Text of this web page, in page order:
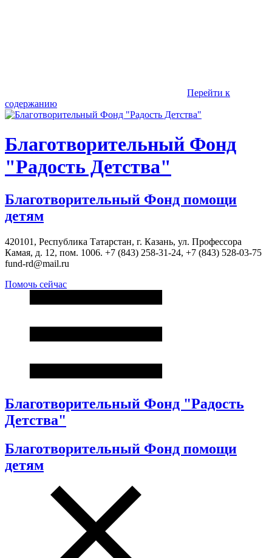
Перейти к
содержанию
Благотворительный Фонд
"Радость Детства"
Благотворительный Фонд помощи
детям
420101, Республика Татарстан, г. Казань, ул. Профессора
Камая, д. 12, пом. 1006. +7 (843) 258-31-24, +7 (843) 528-03-75
fund-rd@mail.ru
Помочь сейчас
Благотворительный Фонд "Радость
Детства"
Благотворительный Фонд помощи
детям